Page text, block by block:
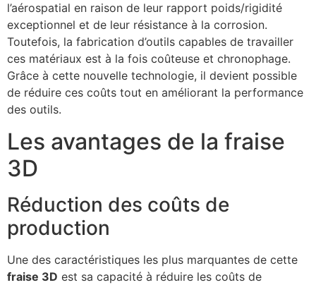
l’aérospatial en raison de leur rapport poids/rigidité
exceptionnel et de leur résistance à la corrosion.
Toutefois, la fabrication d’outils capables de travailler
ces matériaux est à la fois coûteuse et chronophage.
Grâce à cette nouvelle technologie, il devient possible
de réduire ces coûts tout en améliorant la performance
des outils.
Les avantages de la fraise
3D
Réduction des coûts de
production
Une des caractéristiques les plus marquantes de cette
fraise 3D est sa capacité à réduire les coûts de